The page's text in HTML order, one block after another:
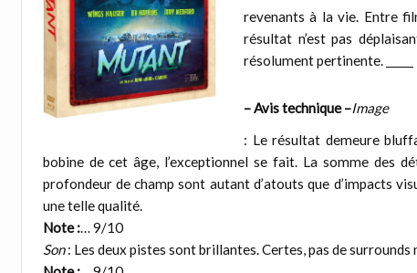
revenants à la vie. Entre
résultat n’est pas
résolument pertinente. _____
– Avis technique –Image
: Le résultat demeure
bobine de cet âge, l’exceptionnel se fait. La somme des
profondeur de champ sont autant d’atouts que d’impacts
une telle qualité.
Note :… 9/10
Son: Les deux pistes sont brillantes. Certes, pas de